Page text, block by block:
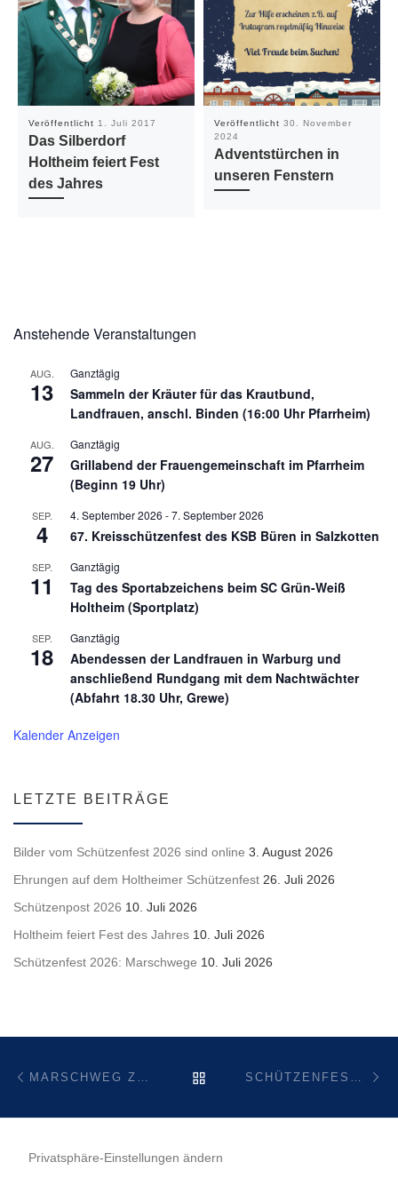
Veröffentlicht 1. Juli 2017
Das Silberdorf
Holtheim feiert Fest
des Jahres
Veröffentlicht 30. November
2024
Adventstürchen in
unseren Fenstern
Anstehende Veranstaltungen
AUG.
13
Ganztägig
Sammeln der Kräuter für das Krautbund,
Landfrauen, anschl. Binden (16:00 Uhr Pfarrheim)
AUG.
27
Ganztägig
Grillabend der Frauengemeinschaft im Pfarrheim
(Beginn 19 Uhr)
SEP.
4
4. September 2026 -7. September 2026
67. Kreisschützenfest des KSB Büren in Salzkotten
SEP.
11
Ganztägig
Tag des Sportabzeichens beim SC Grün-Weiß
Holtheim (Sportplatz)
SEP.
18
Ganztägig
Abendessen der Landfrauen in Warburg und
anschließend Rundgang mit dem Nachtwächter
(Abfahrt 18.30 Uhr, Grewe)
Kalender Anzeigen
LETZTE BEITRÄGE
Bilder vom Schützenfest 2026 sind online 3. August 2026
Ehrungen auf dem Holtheimer Schützenfest 26. Juli 2026
Schützenpost 2026 10. Juli 2026
Holtheim feiert Fest des Jahres 10. Juli 2026
Schützenfest 2026: Marschwege 10. Juli 2026
BeitragsnavigationZURÜCK ZUR
Privatsphäre-Einstellungen ändern